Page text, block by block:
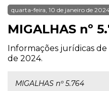
quarta-feira, 10 de janeiro de
MIGALHAS nº
Informações jurídicas
de 2024.
MIGALHAS nº 5.764